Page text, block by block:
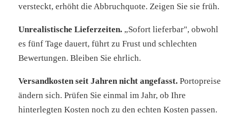
versteckt, erhöht die Abbruchquote. Zeigen Sie sie früh.
Unrealistische Lieferzeiten. „Sofort lieferbar", obwohl
es fünf Tage dauert, führt zu Frust und schlechten
Bewertungen. Bleiben Sie ehrlich.
Versandkosten seit Jahren nicht angefasst. Portopreise
ändern sich. Prüfen Sie einmal im Jahr, ob Ihre
hinterlegten Kosten noch zu den echten Kosten passen.